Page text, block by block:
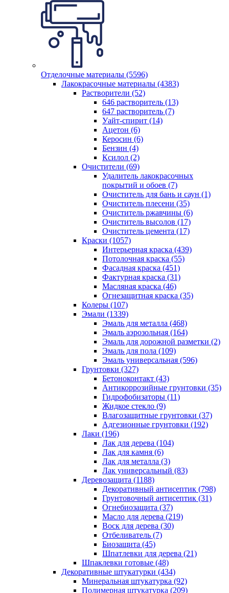
Отделочные материалы (5596)
Лакокрасочные материалы (4383)
Растворители (52)
646 растворитель (13)
647 растворитель (7)
Уайт-спирит (14)
Ацетон (6)
Керосин (6)
Бензин (4)
Ксилол (2)
Очистители (69)
Удалитель лакокрасочных
покрытий и обоев (7)
Очиститель для бань и саун (1)
Очиститель плесени (35)
Очиститель ржавчины (6)
Очиститель высолов (17)
Очиститель цемента (17)
Краски (1057)
Интерьерная краска (439)
Потолочная краска (55)
Фасадная краска (451)
Фактурная краска (31)
Масляная краска (46)
Огнезащитная краска (35)
Колеры (107)
Эмали (1339)
Эмаль для металла (468)
Эмаль аэрозольная (164)
Эмаль для дорожной разметки (2)
Эмаль для пола (109)
Эмаль универсальная (596)
Грунтовки (327)
Бетоноконтакт (43)
Антикоррозийные грунтовки (35)
Гидрофобизаторы (11)
Жидкое стекло (9)
Влагозащитные грунтовки (37)
Адгезионные грунтовки (192)
Лаки (196)
Лак для дерева (104)
Лак для камня (6)
Лак для металла (3)
Лак универсальный (83)
Деревозащита (1188)
Декоративный антисептик (798)
Грунтовочный антисептик (31)
Огнебиозащита (37)
Масло для дерева (219)
Воск для дерева (30)
Отбеливатель (7)
Биозащита (45)
Шпатлевки для дерева (21)
Шпаклевки готовые (48)
Декоративные штукатурки (434)
Минеральная штукатурка (92)
Полимерная штукатурка (209)